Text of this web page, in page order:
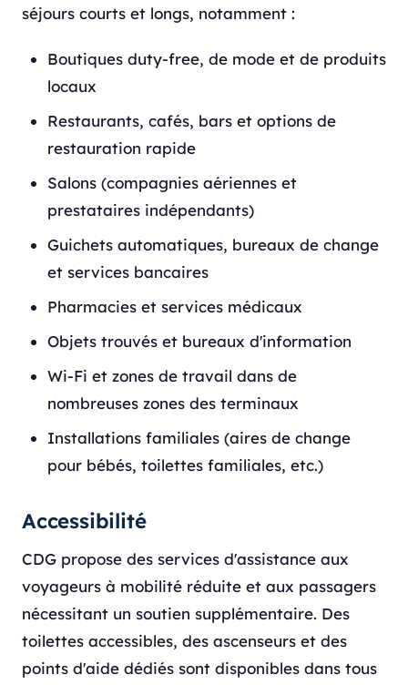
séjours courts et longs, notamment :
Boutiques duty-free, de mode et de produits
locaux
Restaurants, cafés, bars et options de
restauration rapide
Salons (compagnies aériennes et
prestataires indépendants)
Guichets automatiques, bureaux de change
et services bancaires
Pharmacies et services médicaux
Objets trouvés et bureaux d'information
Wi-Fi et zones de travail dans de
nombreuses zones des terminaux
Installations familiales (aires de change
pour bébés, toilettes familiales, etc.)
Accessibilité
CDG propose des services d'assistance aux
voyageurs à mobilité réduite et aux passagers
nécessitant un soutien supplémentaire. Des
toilettes accessibles, des ascenseurs et des
points d'aide dédiés sont disponibles dans tous